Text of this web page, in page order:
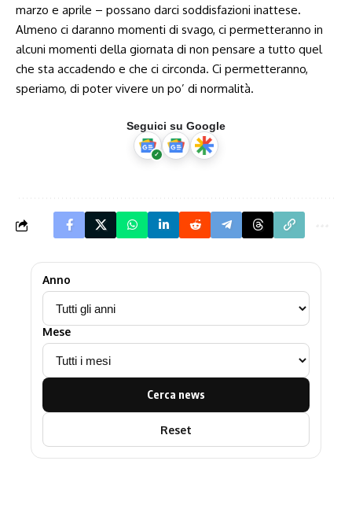
marzo e aprile – possano darci soddisfazioni inattese.
Almeno ci daranno momenti di svago, ci permetteranno in
alcuni momenti della giornata di non pensare a tutto quel
che sta accadendo e che ci circonda. Ci permetteranno,
speriamo, di poter vivere un po’ di normalità.
Seguici su Google
Anno
Mese
Cerca news
Reset